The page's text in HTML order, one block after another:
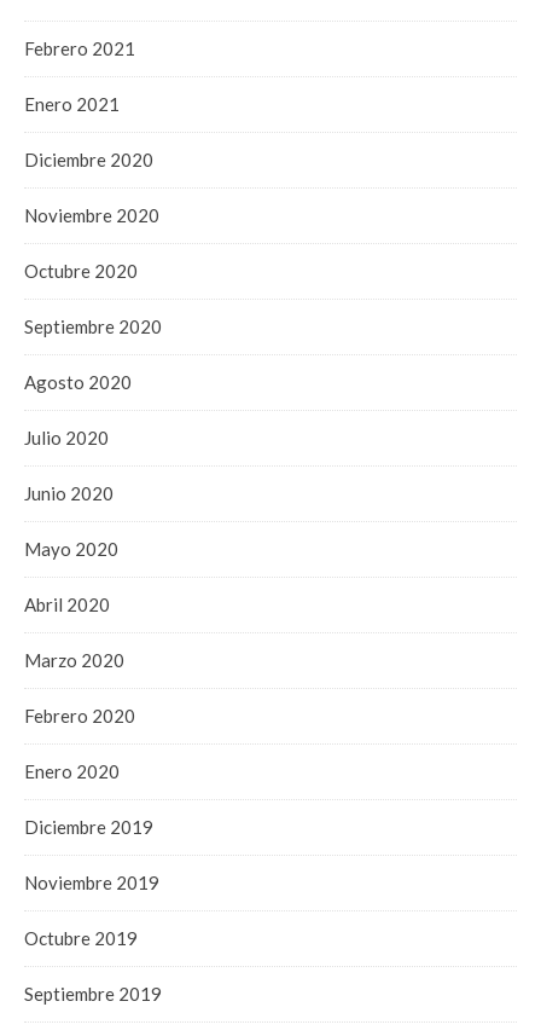
Febrero 2021
Enero 2021
Diciembre 2020
Noviembre 2020
Octubre 2020
Septiembre 2020
Agosto 2020
Julio 2020
Junio 2020
Mayo 2020
Abril 2020
Marzo 2020
Febrero 2020
Enero 2020
Diciembre 2019
Noviembre 2019
Octubre 2019
Septiembre 2019